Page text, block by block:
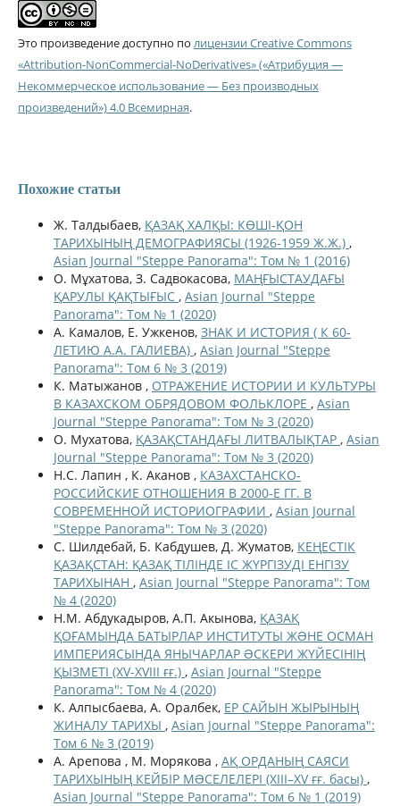
Это произведение доступно по лицензии Creative Commons
«Attribution-NonCommercial-NoDerivatives» («Атрибуция —
Некоммерческое использование — Без производных
произведений») 4.0 Всемирная.
Похожие статьи
Ж. Талдыбаев, ҚАЗАҚ ХАЛҚЫ: КӨШІ-ҚОН
ТАРИХЫНЫҢ ДЕМОГРАФИЯСЫ (1926-1959 Ж.Ж.) ,
Asian Journal "Steppe Panorama": Том № 1 (2016)
О. Мұхатова, З. Садвокасова, МАҢҒЫСТАУДАҒЫ
ҚАРУЛЫ ҚАҚТЫҒЫС , Asian Journal "Steppe
Panorama": Том № 1 (2020)
А. Камалов, Е. Ужкенов, ЗНАК И ИСТОРИЯ ( К 60-
ЛЕТИЮ А.А. ГАЛИЕВА) , Asian Journal "Steppe
Panorama": Том 6 № 3 (2019)
К. Матыжанов , ОТРАЖЕНИЕ ИСТОРИИ И КУЛЬТУРЫ
В КАЗАХСКОМ ОБРЯДОВОМ ФОЛЬКЛОРЕ , Asian
Journal "Steppe Panorama": Том № 3 (2020)
О. Мухатова, ҚАЗАҚСТАНДАҒЫ ЛИТВАЛЫҚТАР , Asian
Journal "Steppe Panorama": Том № 3 (2020)
Н.С. Лапин , К. Аканов , КАЗАХСТАНСКО-
РОССИЙСКИЕ ОТНОШЕНИЯ В 2000-Е ГГ. В
СОВРЕМЕННОЙ ИСТОРИОГРАФИИ , Asian Journal
"Steppe Panorama": Том № 3 (2020)
С. Шилдебай, Б. Кабдушев, Д. Жуматов, КЕҢЕСТІК
ҚАЗАҚСТАН: ҚАЗАҚ ТІЛІНДЕ ІС ЖҮРГІЗУДІ ЕНГІЗУ
ТАРИХЫНАН , Asian Journal "Steppe Panorama": Том
№ 4 (2020)
Н.М. Абдукадыров, А.П. Акынова, ҚАЗАҚ
ҚОҒАМЫНДА БАТЫРЛАР ИНСТИТУТЫ ЖƏНЕ ОСМАН
ИМПЕРИЯСЫНДА ЯНЫЧАРЛАР ƏСКЕРИ ЖҮЙЕСІНІҢ
ҚЫЗМЕТІ (XV-XVIII ғғ.) , Asian Journal "Steppe
Panorama": Том № 4 (2020)
К. Алпысбаева, А. Оралбек, ЕР САЙЫН ЖЫРЫНЫҢ
ЖИНАЛУ ТАРИХЫ , Asian Journal "Steppe Panorama":
Том 6 № 3 (2019)
А. Арепова , М. Морякова , АҚ ОРДАНЫҢ САЯСИ
ТАРИХЫНЫҢ КЕЙБІР МƏСЕЛЕЛЕРІ (XIII–XV ғғ. басы) ,
Asian Journal "Steppe Panorama": Том 6 № 1 (2019)